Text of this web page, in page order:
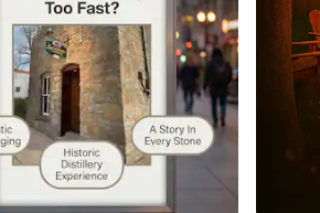
de 5, 144 avaliações